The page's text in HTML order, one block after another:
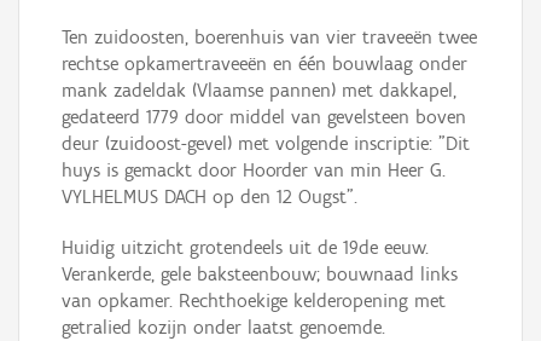
Ten zuidoosten, boerenhuis van vier traveeën twee
rechtse opkamertraveeën en één bouwlaag onder
mank zadeldak (Vlaamse pannen) met dakkapel,
gedateerd 1779 door middel van gevelsteen boven
deur (zuidoost-gevel) met volgende inscriptie: "Dit
huys is gemackt door Hoorder van min Heer G.
VYLHELMUS DACH op den 12 Ougst".
Huidig uitzicht grotendeels uit de 19de eeuw.
Verankerde, gele baksteenbouw; bouwnaad links
van opkamer. Rechthoekige kelderopening met
getralied kozijn onder laatst genoemde.